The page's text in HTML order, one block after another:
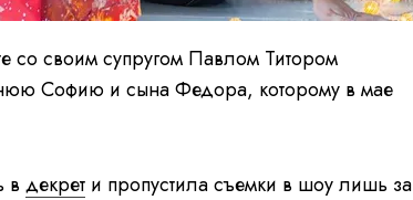
со своим супругом Павлом Титором
Софию и сына Федора, которому в мае
в декрет и пропустила съемки в шоу лишь за